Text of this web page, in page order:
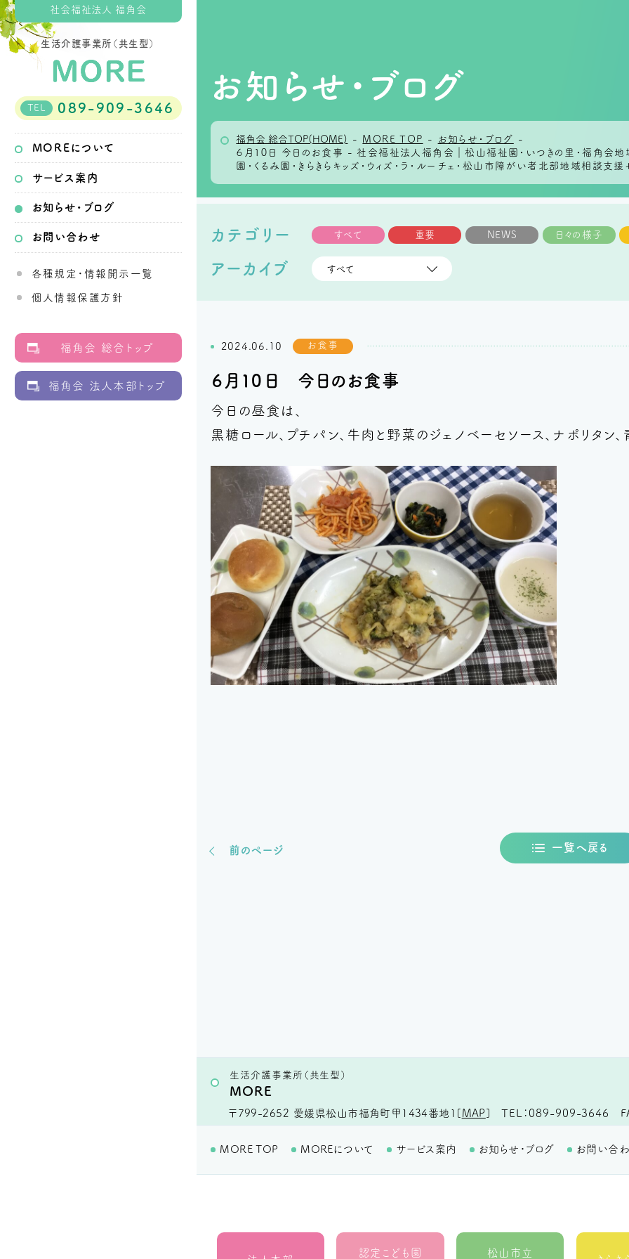
社会福祉法人 福角会
生活介護事業所（共生型）
TEL 089-909-3646
MOREについて
サービス案内
お知らせ・ブログ
お問い合わせ
各種規定・情報開示一覧
個人情報保護方針
福角会 総合トップ
福角会 法人本部トップ
お知らせ・ブログ
福角会 総合TOP(HOME) - MORE TOP - お知らせ・ブログ
-
６月１０日 今日のお食事 - 社会福祉法人福角会｜松山福祉園・いつきの里・福角会
園・くるみ園・きらきらキッズ・ウィズ・ラ・ルーチェ・松山市障がい者北部地域相談支
カテゴリー すべて 重要 NEWS 日々の様子
アーカイブ
2024.06.10 お食事
６月１０日 今日のお食事
今日の昼食は、
黒糖ロール、プチパン、牛肉と野菜のジェノベーセソース、ナポリタン
前のページ 一覧へ戻る
生活介護事業所（共生型）
MORE
〒799-2652 愛媛県松山市福角町甲1434番地1 [ MAP ] TEL 089-909-3646
MORE TOP MOREについて サービス案内 お知らせ・ブログ お問い合
認定こども園 松山市立